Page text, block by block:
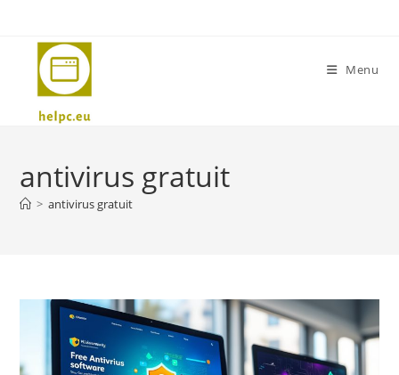
content
Menu
antivirus gratuit
> antivirus gratuit